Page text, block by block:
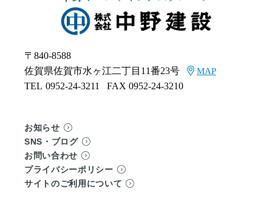
〒840-8588
佐賀県佐賀市水ヶ江二丁目11番23号
MAP
TEL 0952-24-3211 FAX 0952-24-3210
お知らせ
SNS・ブログ
お問い合わせ
プライバシーポリシー
サイトのご利用について